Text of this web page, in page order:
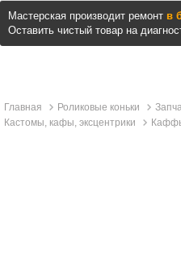
Мастерская производит ремонт в
Оставить чистый товар на
Главная Роликовые коньки
Кастомы, кафы, эксцентрики